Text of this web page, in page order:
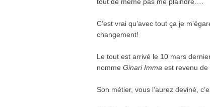
C’est vrai qu’avec tout ça je
changement!
Le tout est arrivé le 10 mars
nomme Ginari Imma est revenu de
Son métier, vous l’aurez deviné,